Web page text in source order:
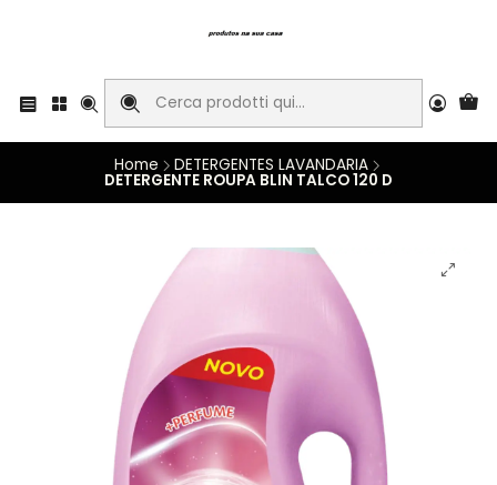
Home DETERGENTES LAVANDARIA
DETERGENTE ROUPA BLIN TALCO 120 D